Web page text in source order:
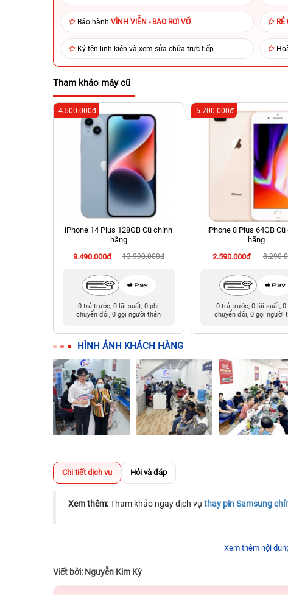
Bảo hành VĨNH VIỄN - BAO RƠI VỠ
Ký tên linh kiện và xem sửa chữa trực tiếp
Tham khảo máy cũ
iPhone 14 Plus 128GB Cũ chính
hãng
9.490.000đ
13.990.000đ
-4.500.000đ
0 trả trước, 0 lãi suất, 0 phí
chuyển đổi, 0 gọi người thân
iPhone 8 Plus 64GB
hãng
2.590.000đ
-5.700.000đ
0 trả trước, 0 lãi suất, 0
chuyển đổi, 0 gọi người
HÌNH ẢNH KHÁCH HÀNG
Chi tiết dịch vụ Hỏi và đáp
Xem thêm:Tham khảo ngay dịch vụ thay pin Samsung
Xem thêm nội
Viết bởi: Nguyễn Kim Kỳ